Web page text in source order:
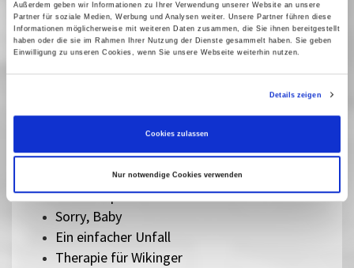
Außerdem geben wir Informationen zu Ihrer Verwendung unserer Website an unsere
Partner für soziale Medien, Werbung und Analysen weiter. Unsere Partner führen diese
Informationen möglicherweise mit weiteren Daten zusammen, die Sie ihnen bereitgestellt
haben oder die sie im Rahmen Ihrer Nutzung der Dienste gesammelt haben. Sie geben
Einwilligung zu unseren Cookies, wenn Sie unsere Webseite weiterhin nutzen.
Details zeigen
Cookies zulassen
Nur notwendige Cookies verwenden
Sehnsucht in Sangerhausen
Vermiglio
Im Schatten des Orangenbaums
Der Held vom Bahnhof Friedrichstraße
Das Verschwinden des Josef Mengele
Sentimental Value
The Mastermind
Silent Friend
Lesbian Space Princess
Sorry, Baby
Ein einfacher Unfall
Therapie für Wikinger